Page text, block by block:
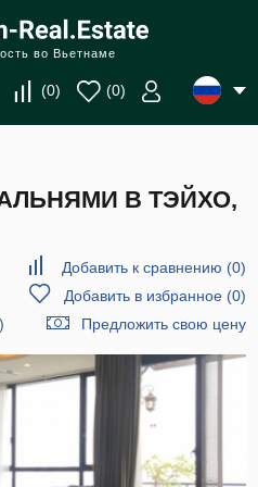
во Вьетнаме
(0) (0)
В ТЭЙХО,
Добавить к сравнению (0)
Добавить в избранное(0)
Предложить свою цену